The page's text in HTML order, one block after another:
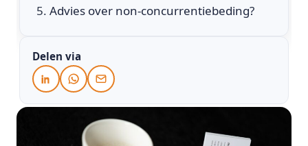
Advies over non-concurrentiebeding?
Delen via